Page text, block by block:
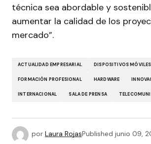
técnica sea abordable y
aumentar la calidad de los
mercado”.
ACTUALIDAD EMPRESARIAL DISPOSITIVOS MÓVILES
FORMACIÓN PROFESIONAL HARDWARE
INTERNACIONAL SALA DE PRENSA
por Laura RojasPublished junio 09,